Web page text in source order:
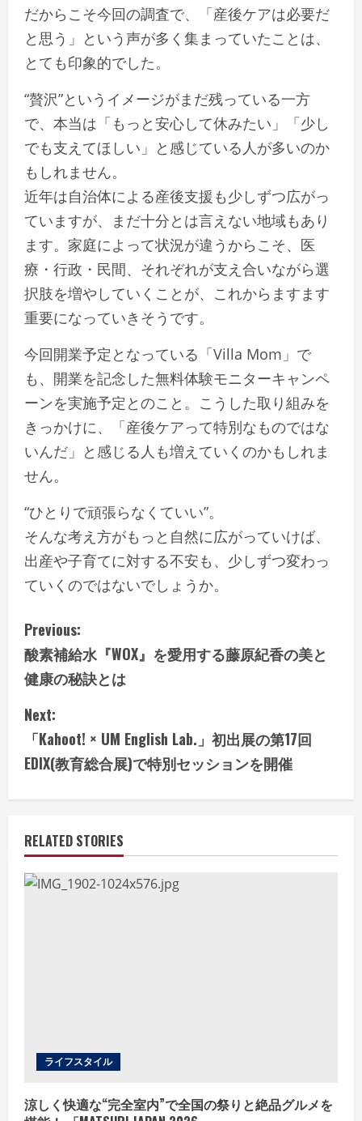
だからこそ今回の調査で、「産後ケアは必要だ
と思う」という声が多く集まっていたことは、
とても印象的でした。
“贅沢”というイメージがまだ残っている一方
で、本当は「もっと安心して休みたい」「少し
でも支えてほしい」と感じている人が多いのか
もしれません。
近年は自治体による産後支援も少しずつ広がっ
ていますが、まだ十分とは言えない地域もあり
ます。家庭によって状況が違うからこそ、医
療・行政・民間、それぞれが支え合いながら選
択肢を増やしていくことが、これからますます
重要になっていきそうです。
今回開業予定となっている「Villa Mom」で
も、開業を記念した無料体験モニターキャンペ
ーンを実施予定とのこと。こうした取り組みを
きっかけに、「産後ケアって特別なものではな
いんだ」と感じる人も増えていくのかもしれま
せん。
“ひとりで頑張らなくていい”。
そんな考え方がもっと自然に広がっていけば、
出産や子育てに対する不安も、少しずつ変わっ
ていくのではないでしょうか。
C
o
n
i
n
u
e
g
Previous:
酸素補給水『WOX』を愛用する藤原紀香の美と
健康の秘訣とは
Next:
「Kahoot! × UM English Lab.」初出展の第17回
EDIX(教育総合展)で特別セッションを開催
RELATED STORIES
ライフスタイル
涼しく快適な“完全室内”で全国の祭りと絶品グルメを